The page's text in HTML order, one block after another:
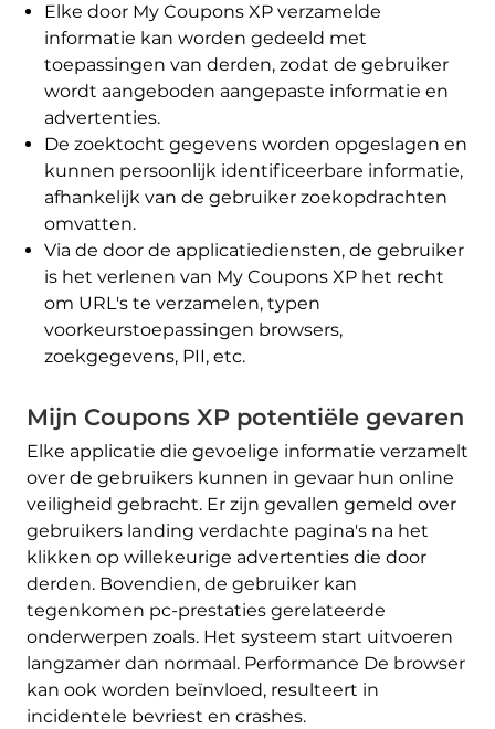
Elke door My Coupons XP verzamelde
informatie kan worden gedeeld met
toepassingen van derden, zodat de gebruiker
wordt aangeboden aangepaste informatie en
advertenties.
De zoektocht gegevens worden opgeslagen en
kunnen persoonlijk identificeerbare informatie,
afhankelijk van de gebruiker zoekopdrachten
omvatten.
Via de door de applicatiediensten, de gebruiker
is het verlenen van My Coupons XP het recht
om URL's te verzamelen, typen
voorkeurstoepassingen browsers,
zoekgegevens, PII, etc.
Mijn Coupons XP potentiële gevaren
Elke applicatie die gevoelige informatie verzamelt
over de gebruikers kunnen in gevaar hun online
veiligheid gebracht. Er zijn gevallen gemeld over
gebruikers landing verdachte pagina's na het
klikken op willekeurige advertenties die door
derden. Bovendien, de gebruiker kan
tegenkomen pc-prestaties gerelateerde
onderwerpen zoals. Het systeem start uitvoeren
langzamer dan normaal. Performance De browser
kan ook worden beïnvloed, resulteert in
incidentele bevriest en crashes.